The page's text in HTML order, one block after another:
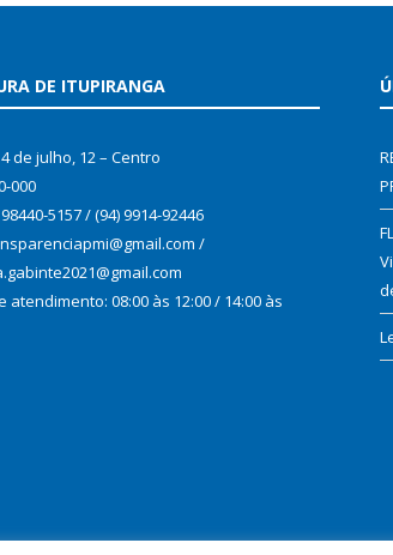
DE ITUPIRANGA
de julho, 12 – Centro
000
5157 / (94) 9914-92446
/
atendimento: 08:00 às 12:00 / 14:00 às